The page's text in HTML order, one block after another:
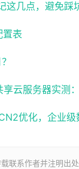
这几点，避免踩
表
云服务器实测
优化，企业级
载联系作者并注明